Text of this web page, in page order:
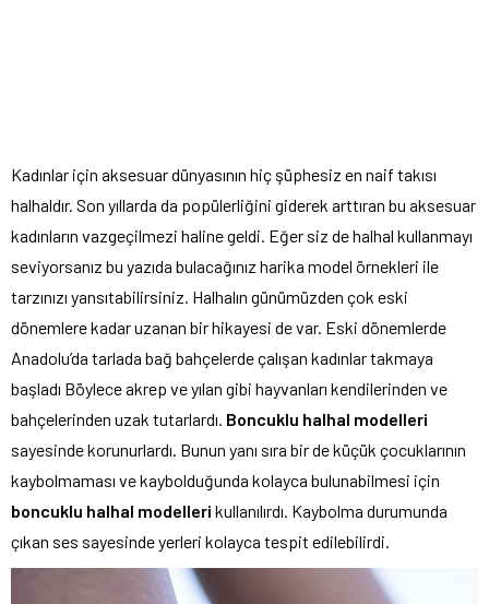
Kadınlar için aksesuar dünyasının hiç şüphesiz en naif takısı
halhaldır. Son yıllarda da popülerliğini giderek arttıran bu aksesuar
kadınların vazgeçilmezi haline geldi. Eğer siz de halhal kullanmayı
seviyorsanız bu yazıda bulacağınız harika model örnekleri ile
tarzınızı yansıtabilirsiniz. Halhalın günümüzden çok eski
dönemlere kadar uzanan bir hikayesi de var. Eski dönemlerde
Anadolu’da tarlada bağ bahçelerde çalışan kadınlar takmaya
başladı Böylece akrep ve yılan gibi hayvanları kendilerinden ve
bahçelerinden uzak tutarlardı. Boncuklu halhal modelleri
sayesinde korunurlardı. Bunun yanı sıra bir de küçük çocuklarının
kaybolmaması ve kaybolduğunda kolayca bulunabilmesi için
boncuklu halhal modelleri kullanılırdı. Kaybolma durumunda
çıkan ses sayesinde yerleri kolayca tespit edilebilirdi.